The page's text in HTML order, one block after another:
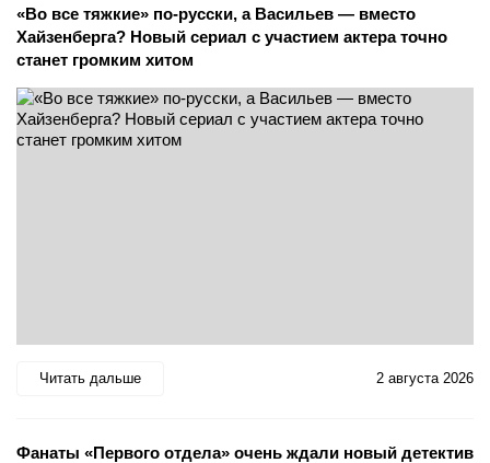
«Во все тяжкие» по-русски, а Васильев — вместо
Хайзенберга? Новый сериал с участием актера точно
станет громким хитом
Читать дальше 2 августа 2026
Фанаты «Первого отдела» очень ждали новый детектив